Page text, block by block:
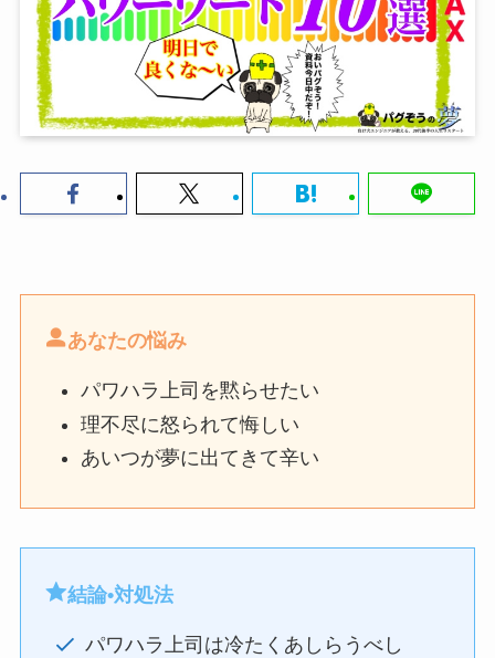
あなたの悩み
パワハラ上司を黙らせたい
理不尽に怒られて悔しい
あいつが夢に出てきて辛い
結論•対処法
パワハラ上司は冷たくあしらうべし